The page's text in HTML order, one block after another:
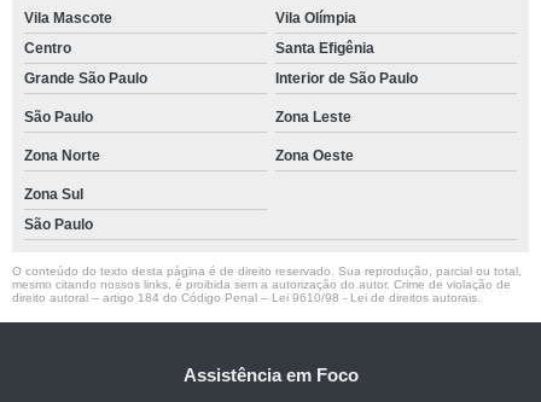
Vila Mascote
Vila Olímpia
Centro
Santa Efigênia
Grande São Paulo
Interior de São Paulo
São Paulo Zona Leste
Zona Norte Zona Oeste
Zona Sul
São Paulo
O conteúdo do texto desta página é de direito reservado. Sua reprodução, parcial ou total,
mesmo citando nossos links, é proibida sem a autorização do autor. Crime de violação de
direito autoral – artigo 184 do Código Penal – Lei 9610/98 - Lei de direitos autorais.
Assistência em Foco